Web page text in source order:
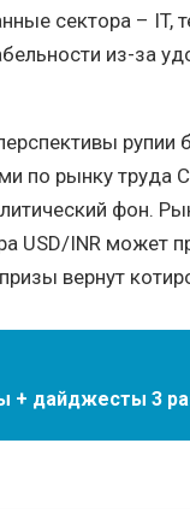
сектора – IT,
из-за
рупии
по рынку
фон.
USD/INR может
вернут
+ дайджесты 3